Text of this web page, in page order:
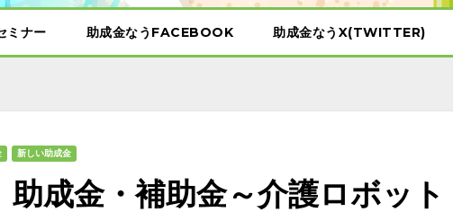
ミナー 助成金なうFACEBOOK 助成金なうX(TWITTER)
新しい助成金
助成金・補助金～介護ロボット